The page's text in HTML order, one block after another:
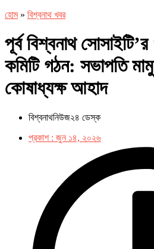
হোম» বিশ্বনাথ খবর
পূর্ব বিশ্বনাথ
কমিটি গঠন: সভাপতি
কোষাধ্যক্ষ আহাদ
বিশ্বনাথনিউজ২৪ ডেস্ক
প্রকাশ : জুন ১৪, ২০২৬